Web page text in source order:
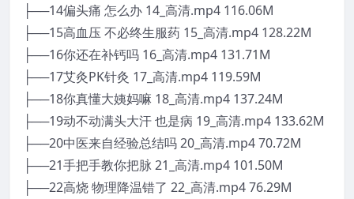
├──14偏头痛 怎么办 14_高清.mp4 116.06M
├──15高血压 不必终生服药 15_高清.mp4 128.22M
├──16你还在补钙吗 16_高清.mp4 131.71M
├──17艾灸PK针灸 17_高清.mp4 119.59M
├──18你真懂大姨妈嘛 18_高清.mp4 137.24M
├──19动不动满头大汗 也是病 19_高清.mp4 133.62M
├──20中医来自经验总结吗 20_高清.mp4 70.72M
├──21手把手教你把脉 21_高清.mp4 101.50M
├──22高烧 物理降温错了 22_高清.mp4 76.29M